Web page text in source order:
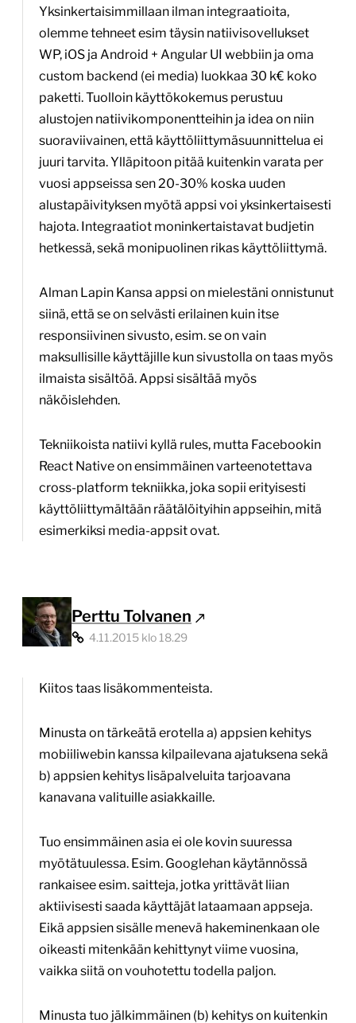
Yksinkertaisimmillaan ilman integraatioita,
olemme tehneet esim täysin natiivisovellukset
WP, iOS ja Android + Angular UI webbiin ja oma
custom backend (ei media) luokkaa 30 k€ koko
paketti. Tuolloin käyttökokemus perustuu
alustojen natiivikomponentteihin ja idea on niin
suoraviivainen, että käyttöliittymäsuunnittelua ei
juuri tarvita. Ylläpitoon pitää kuitenkin varata per
vuosi appseissa sen 20-30% koska uuden
alustapäivityksen myötä appsi voi yksinkertaisesti
hajota. Integraatiot moninkertaistavat budjetin
hetkessä, sekä monipuolinen rikas käyttöliittymä.
Alman Lapin Kansa appsi on mielestäni onnistunut
siinä, että se on selvästi erilainen kuin itse
responsiivinen sivusto, esim. se on vain
maksullisille käyttäjille kun sivustolla on taas myös
ilmaista sisältöä. Appsi sisältää myös
näköislehden.
Tekniikoista natiivi kyllä rules, mutta Facebookin
React Native on ensimmäinen varteenotettava
cross-platform tekniikka, joka sopii erityisesti
käyttöliittymältään räätälöityihin appseihin, mitä
esimerkiksi media-appsit ovat.
Perttu Tolvanen
4.11.2015 klo 18.29
Kiitos taas lisäkommenteista.
Minusta on tärkeätä erotella a) appsien kehitys
mobiiliwebin kanssa kilpailevana ajatuksena sekä
b) appsien kehitys lisäpalveluita tarjoavana
kanavana valituille asiakkaille.
Tuo ensimmäinen asia ei ole kovin suuressa
myötätuulessa. Esim. Googlehan käytännössä
rankaisee esim. saitteja, jotka yrittävät liian
aktiivisesti saada käyttäjät lataamaan appseja.
Eikä appsien sisälle menevä hakeminenkaan ole
oikeasti mitenkään kehittynyt viime vuosina,
vaikka siitä on vouhotettu todella paljon.
Minusta tuo jälkimmäinen (b) kehitys on kuitenkin